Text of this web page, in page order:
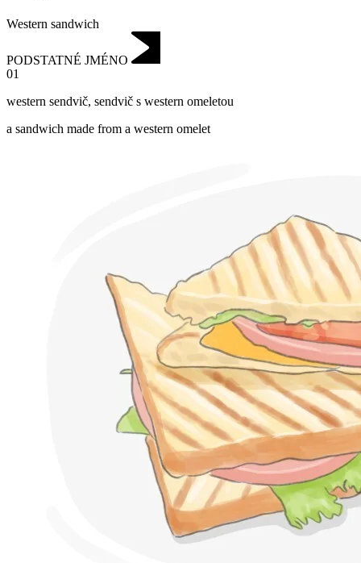
Western sandwich
PODSTATNÉ JMÉNO
01
western sendvič, sendvič s western omeletou
a sandwich made from a western omelet